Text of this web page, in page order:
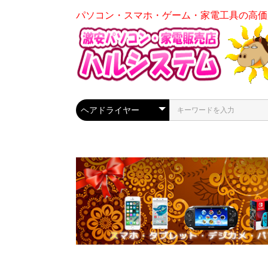
パソコン・スマホ・ゲーム・家電工具の高